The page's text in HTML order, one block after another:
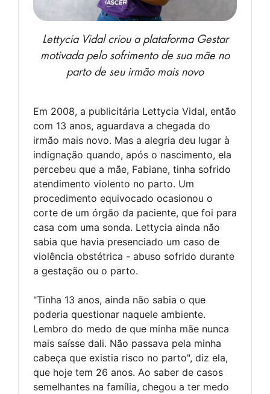
Lettycia Vidal criou a plataforma Gestar
motivada pelo sofrimento de sua mãe no
parto de seu irmão mais novo
Em 2008, a publicitária Lettycia Vidal, então
com 13 anos, aguardava a chegada do
irmão mais novo. Mas a alegria deu lugar à
indignação quando, após o nascimento, ela
percebeu que a mãe, Fabiane, tinha sofrido
atendimento violento no parto. Um
procedimento equivocado ocasionou o
corte de um órgão da paciente, que foi para
casa com uma sonda. Lettycia ainda não
sabia que havia presenciado um caso de
violência obstétrica - abuso sofrido durante
a gestação ou o parto.
"Tinha 13 anos, ainda não sabia o que
poderia questionar naquele ambiente.
Lembro do medo de que minha mãe nunca
mais saísse dali. Não passava pela minha
cabeça que existia risco no parto", diz ela,
que hoje tem 26 anos. Ao saber de casos
semelhantes na família, chegou a ter medo